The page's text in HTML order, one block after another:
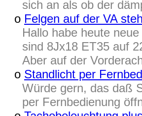
sich an als ob der
o Felgen auf der VA
Hallo habe heute
sind 8Jx18 ET35 auf
Aber auf der
o Standlicht per
Würde gern, das daß
per Fernbedienung